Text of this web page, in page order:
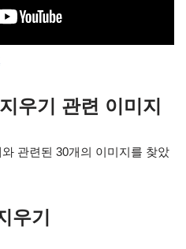
우기 관련 이미지
관련된 30개의 이미지를 찾았
우기